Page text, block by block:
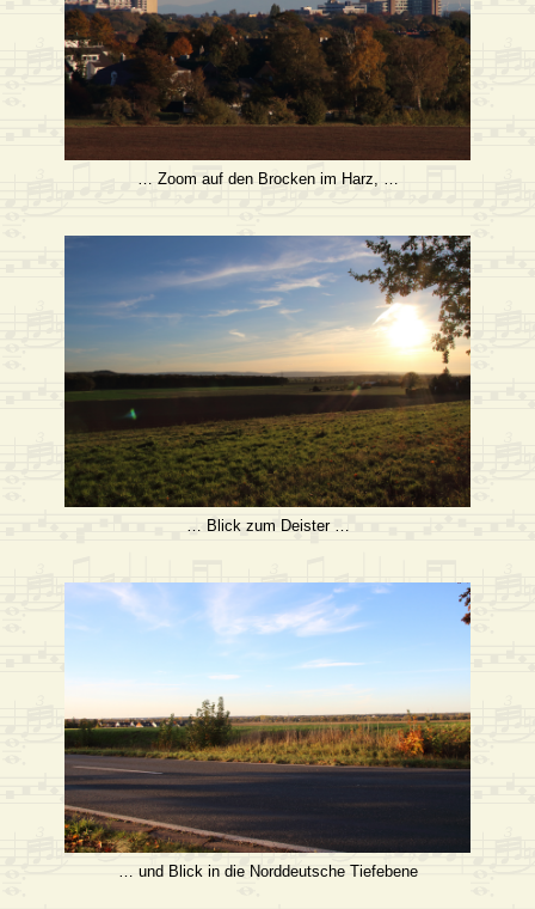
… Zoom auf den Brocken im Harz, …
… Blick zum Deister …
… und Blick in die Norddeutsche Tiefebene